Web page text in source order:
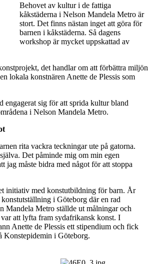
Behovet av kultur i de fattiga
kåkstäderna i Nelson Mandela Metro är
stort. Det finns nästan inget att göra för
barnen i kåkstäderna. Så dagens
workshop är mycket uppskattad av
det handlar om att förbättra miljön
lokala konstnären Anette de Plessis som
engagerat sig för att sprida kultur bland
i Nelson Mandela Metro.
rita vackra teckningar ute på gatorna.
Det påminde mig om min egen
jag måste bidra med något för att stoppa
initiativ med konstutbildning för barn. År
konstutställning i Göteborg där en rad
Mandela Metro ställde ut målningar och
att lyfta fram sydafrikansk konst. I
Anette de Plessis ett stipendium och fick
Konstepidemin i Göteborg.